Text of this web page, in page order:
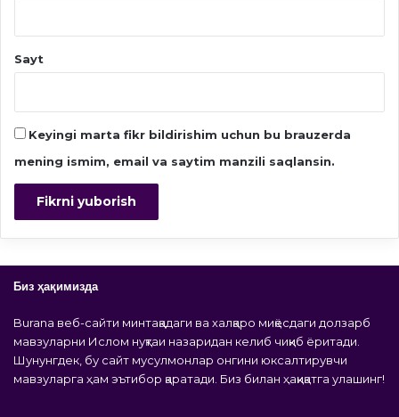
Sayt
Keyingi marta fikr bildirishim uchun bu brauzerda
mening ismim, email va saytim manzili saqlansin.
Биз ҳақимизда
Burana веб-сайти минтақадаги ва халқаро миқёсдаги долзарб
мавзуларни Ислом нуқтаи назаридан келиб чиқиб ёритади.
Шунунгдек, бу сайт мусулмонлар онгини юксалтирувчи
мавзуларга ҳам эътибор қаратади. Биз билан ҳақиқатга улашинг!